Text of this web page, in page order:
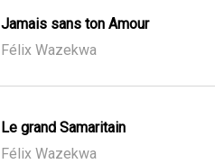
Jamais sans ton Amour
Félix Wazekwa
Le grand Samaritain
Félix Wazekwa